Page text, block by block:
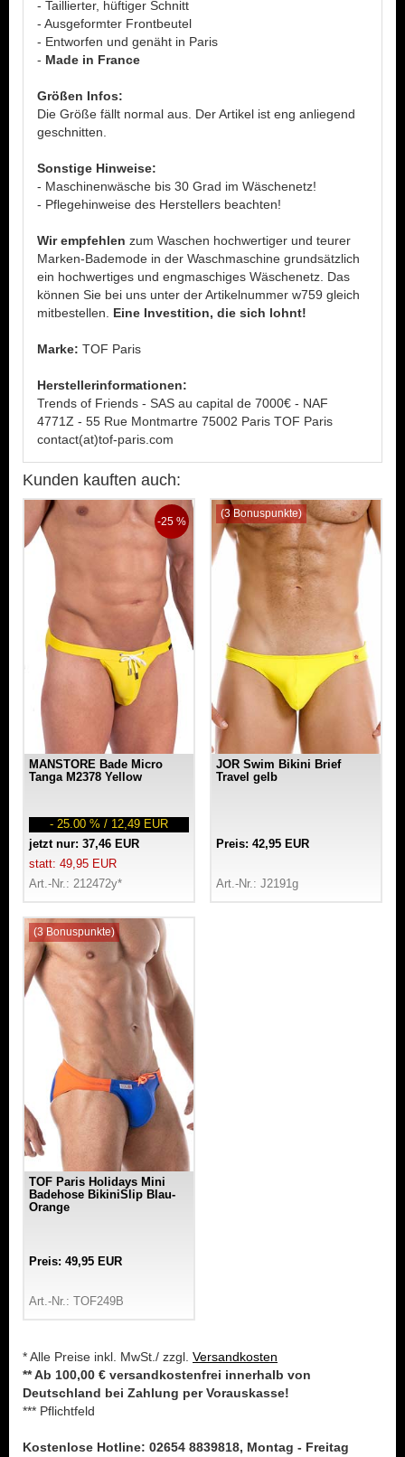
- Taillierter, hüftiger Schnitt
- Ausgeformter Frontbeutel
- Entworfen und genäht in Paris
- Made in France
Größen Infos:
Die Größe fällt normal aus. Der Artikel ist eng anliegend
geschnitten.
Sonstige Hinweise:
- Maschinenwäsche bis 30 Grad im Wäschenetz!
- Pflegehinweise des Herstellers beachten!
Wir empfehlen zum Waschen hochwertiger und teurer
Marken-Bademode in der Waschmaschine grundsätzlich
ein hochwertiges und engmaschiges Wäschenetz. Das
können Sie bei uns unter der Artikelnummer w759 gleich
mitbestellen. Eine Investition, die sich lohnt!
Marke: TOF Paris
Herstellerinformationen:
Trends of Friends - SAS au capital de 7000€ - NAF
4771Z - 55 Rue Montmartre 75002 Paris TOF Paris
contact(at)tof-paris.com
Kunden kauften auch:
-25 %
MANSTORE Bade Micro
Tanga M2378 Yellow
- 25.00 % / 12,49 EUR
jetzt nur: 37,46 EUR
statt: 49,95 EUR
Art.-Nr.: 212472y*
(3 Bonuspunkte)
JOR Swim Bikini Brief
Travel gelb
Preis: 42,95 EUR
Art.-Nr.: J2191g
(3 Bonuspunkte)
TOF Paris Holidays Mini
Badehose BikiniSlip Blau-
Orange
Preis: 49,95 EUR
Art.-Nr.: TOF249B
* Alle Preise inkl. MwSt./ zzgl. Versandkosten
** Ab 100,00 € versandkostenfrei innerhalb von
Deutschland bei Zahlung per Vorauskasse!
*** Pflichtfeld
Kostenlose Hotline: 02654 8839818, Montag - Freitag